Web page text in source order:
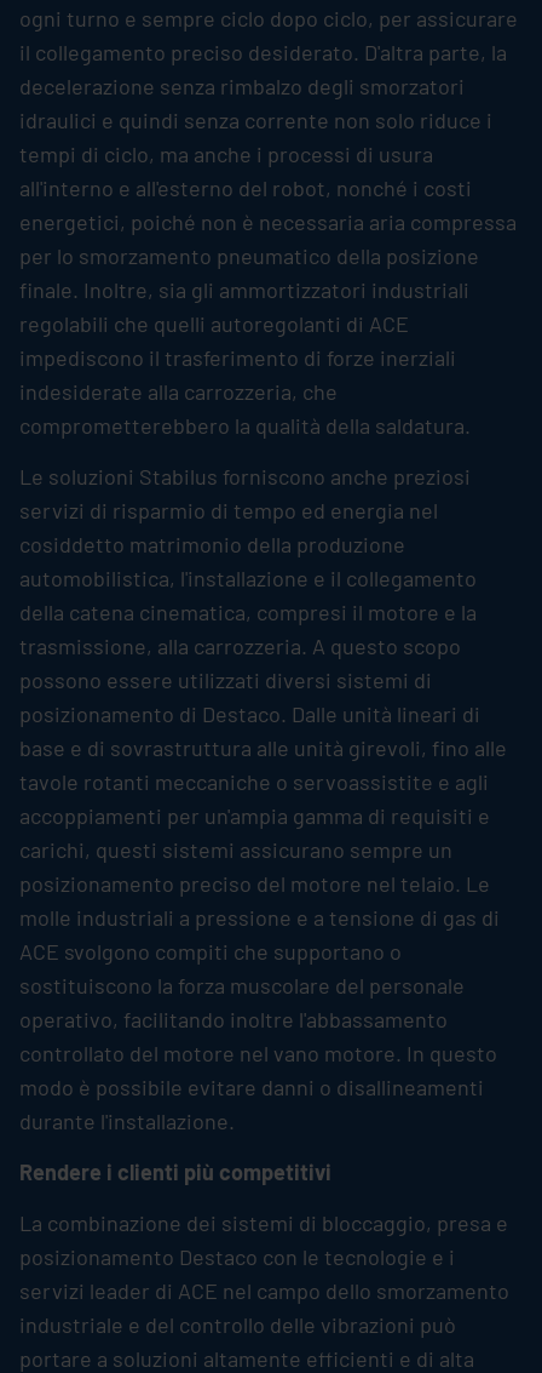
ogni turno e sempre ciclo dopo ciclo, per assicurare
il collegamento preciso desiderato. D'altra parte, la
decelerazione senza rimbalzo degli smorzatori
idraulici e quindi senza corrente non solo riduce i
tempi di ciclo, ma anche i processi di usura
all'interno e all'esterno del robot, nonché i costi
energetici, poiché non è necessaria aria compressa
per lo smorzamento pneumatico della posizione
finale. Inoltre, sia gli ammortizzatori industriali
regolabili che quelli autoregolanti di ACE
impediscono il trasferimento di forze inerziali
indesiderate alla carrozzeria, che
comprometterebbero la qualità della saldatura.
Le soluzioni Stabilus forniscono anche preziosi
servizi di risparmio di tempo ed energia nel
cosiddetto matrimonio della produzione
automobilistica, l'installazione e il collegamento
della catena cinematica, compresi il motore e la
trasmissione, alla carrozzeria. A questo scopo
possono essere utilizzati diversi sistemi di
posizionamento di Destaco. Dalle unità lineari di
base e di sovrastruttura alle unità girevoli, fino alle
tavole rotanti meccaniche o servoassistite e agli
accoppiamenti per un'ampia gamma di requisiti e
carichi, questi sistemi assicurano sempre un
posizionamento preciso del motore nel telaio. Le
molle industriali a pressione e a tensione di gas di
ACE svolgono compiti che supportano o
sostituiscono la forza muscolare del personale
operativo, facilitando inoltre l'abbassamento
controllato del motore nel vano motore. In questo
modo è possibile evitare danni o disallineamenti
durante l'installazione.
Rendere i clienti più competitivi
La combinazione dei sistemi di bloccaggio, presa e
posizionamento Destaco con le tecnologie e i
servizi leader di ACE nel campo dello smorzamento
industriale e del controllo delle vibrazioni può
portare a soluzioni altamente efficienti e di alta